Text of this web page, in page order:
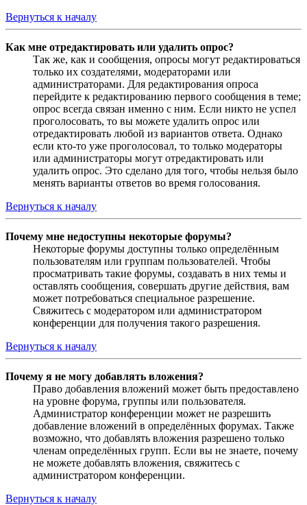
Вернуться к началу
Как мне отредактировать или удалить опрос?
Так же, как и сообщения, опросы могут редактироваться
только их создателями, модераторами или
администраторами. Для редактирования опроса
перейдите к редактированию первого сообщения в теме;
опрос всегда связан именно с ним. Если никто не успел
проголосовать, то вы можете удалить опрос или
отредактировать любой из вариантов ответа. Однако
если кто-то уже проголосовал, то только модераторы
или администраторы могут отредактировать или
удалить опрос. Это сделано для того, чтобы нельзя было
менять варианты ответов во время голосования.
Вернуться к началу
Почему мне недоступны некоторые форумы?
Некоторые форумы доступны только определённым
пользователям или группам пользователей. Чтобы
просматривать такие форумы, создавать в них темы и
оставлять сообщения, совершать другие действия, вам
может потребоваться специальное разрешение.
Свяжитесь с модератором или администратором
конференции для получения такого разрешения.
Вернуться к началу
Почему я не могу добавлять вложения?
Право добавления вложений может быть предоставлено
на уровне форума, группы или пользователя.
Администратор конференции может не разрешить
добавление вложений в определённых форумах. Также
возможно, что добавлять вложения разрешено только
членам определённых групп. Если вы не знаете, почему
не можете добавлять вложения, свяжитесь с
администратором конференции.
Вернуться к началу